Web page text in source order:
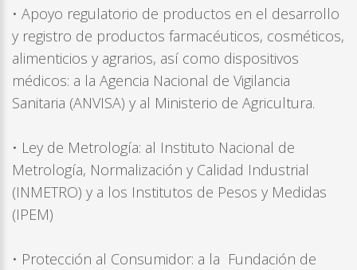
• Apoyo regulatorio de productos en el desarrollo
y registro de productos farmacéuticos, cosméticos,
alimenticios y agrarios, así como dispositivos
médicos: a la Agencia Nacional de Vigilancia
Sanitaria (ANVISA) y al Ministerio de Agricultura.
• Ley de Metrología: al Instituto Nacional de
Metrología, Normalización y Calidad Industrial
(INMETRO) y a los Institutos de Pesos y Medidas
(IPEM)
• Protección al Consumidor: a la Fundación de